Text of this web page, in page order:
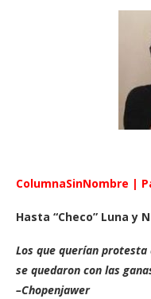
ColumnaSinNombre |
Hasta “Checo” Luna y
Los que querían
se quedaron con las
–Chopenjawer